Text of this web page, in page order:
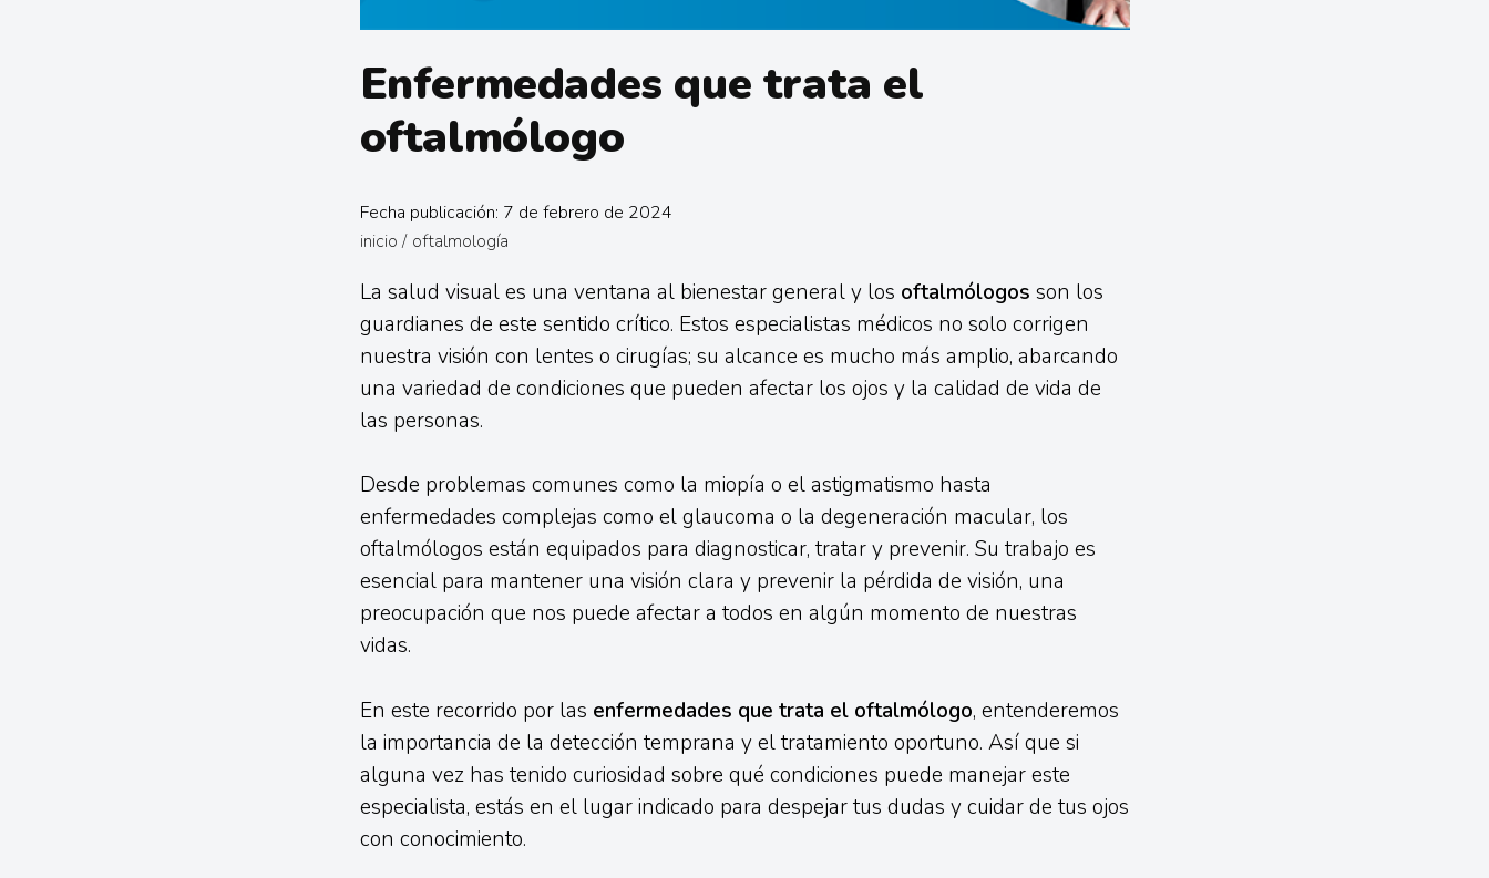
Enfermedades que trata el
oftalmólogo
Fecha publicación: 7 de febrero de 2024
inicio / oftalmología
La salud visual es una ventana al bienestar general y los oftalmólogos son los
guardianes de este sentido crítico. Estos especialistas médicos no solo corrigen
nuestra visión con lentes o cirugías; su alcance es mucho más amplio, abarcando
una variedad de condiciones que pueden afectar los ojos y la calidad de vida de
las personas.
Desde problemas comunes como la miopía o el astigmatismo hasta
enfermedades complejas como el glaucoma o la degeneración macular, los
oftalmólogos están equipados para diagnosticar, tratar y prevenir. Su trabajo es
esencial para mantener una visión clara y prevenir la pérdida de visión, una
preocupación que nos puede afectar a todos en algún momento de nuestras
vidas.
En este recorrido por las enfermedades que trata el oftalmólogo, entenderemos
la importancia de la detección temprana y el tratamiento oportuno. Así que si
alguna vez has tenido curiosidad sobre qué condiciones puede manejar este
especialista, estás en el lugar indicado para despejar tus dudas y cuidar de tus ojos
con conocimiento.